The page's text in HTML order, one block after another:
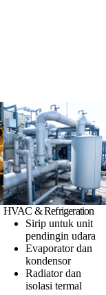
HVAC & Refrigeration
Sirip untuk unit
pendingin udara
Evaporator dan
kondensor
Radiator dan
isolasi termal